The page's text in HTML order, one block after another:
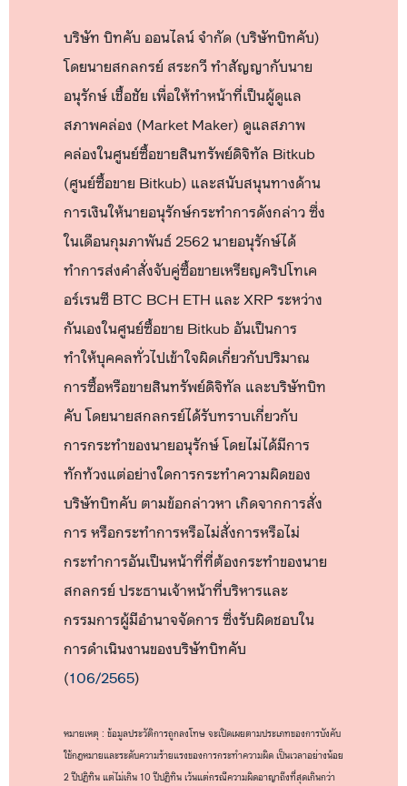
บริษัท บิทคับ ออนไลน์ จำกัด (บริษัทบิทคับ)
โดยนายสกลกรย์ สระกวี ทำสัญญากับนาย
อนุรักษ์ เชื้อชัย เพื่อให้ทำหน้าที่เป็นผู้ดูแล
สภาพคล่อง (Market Maker) ดูแลสภาพ
คล่องในศูนย์ซื้อขายสินทรัพย์ดิจิทัล Bitkub
(ศูนย์ซื้อขาย Bitkub) และสนับสนุนทางด้าน
การเงินให้นายอนุรักษ์กระทำการดังกล่าว ซึ่ง
ในเดือนกุมภาพันธ์ 2562 นายอนุรักษ์ได้
ทำการส่งคำสั่งจับคู่ซื้อขายเหรียญคริปโทเค
อร์เรนซี BTC BCH ETH และ XRP ระหว่าง
กันเองในศูนย์ซื้อขาย Bitkub อันเป็นการ
ทำให้บุคคลทั่วไปเข้าใจผิดเกี่ยวกับปริมาณ
การซื้อหรือขายสินทรัพย์ดิจิทัล และบริษัทบิท
คับ โดยนายสกลกรย์ได้รับทราบเกี่ยวกับ
การกระทำของนายอนุรักษ์ โดยไม่ได้มีการ
ทักท้วงแต่อย่างใดการกระทำความผิดของ
บริษัทบิทคับ ตามข้อกล่าวหา เกิดจากการสั่ง
การ หรือกระทำการหรือไม่สั่งการหรือไม่
กระทำการอันเป็นหน้าที่ที่ต้องกระทำของนาย
สกลกรย์ ประธานเจ้าหน้าที่บริหารและ
กรรมการผู้มีอำนาจจัดการ ซึ่งรับผิดชอบใน
การดำเนินงานของบริษัทบิทคับ
(106/2565)
หมายเหตุ : ข้อมูลประวัติการถูกลงโทษ จะเปิดเผยตามประเภทของการบังคับ
ใช้กฎหมายและระดับความร้ายแรงของการกระทำความผิด เป็นเวลาอย่างน้อย
2 ปีปฏิทิน แต่ไม่เกิน 10 ปีปฏิทิน เว้นแต่กรณีความผิดอาญาถึงที่สุดเกินกว่า